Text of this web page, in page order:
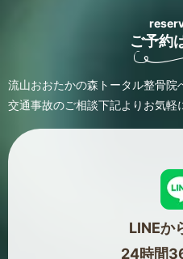
ご予約
流山おおたかの森トータル整骨院
交通事故のご相談下記よりお気軽
LINEか
24時間